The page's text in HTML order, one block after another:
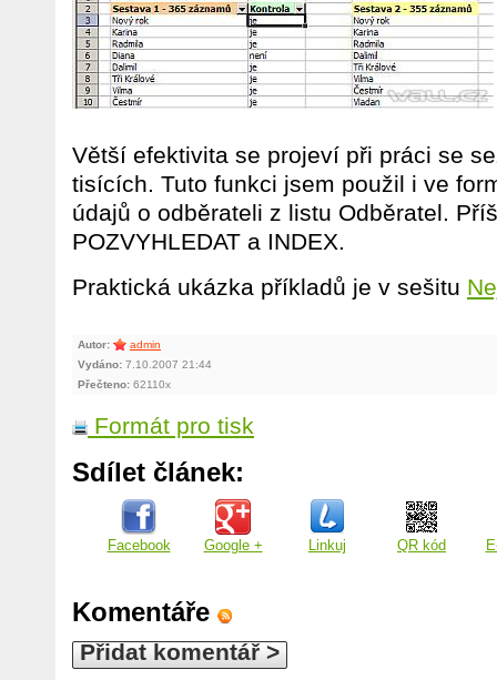
Větší efektivita se projeví při práci se
tisících. Tuto funkci jsem použil i ve
údajů o odběrateli z listu Odběratel.
POZVYHLEDAT a INDEX.
Praktická ukázka příkladů je v sešitu
Autor:
admin
Vydáno: 7.10.2007 21:44
Přečteno: 62110x
Formát pro tisk
Sdílet článek:
Facebook Google + Linkuj QR kód
Komentáře
Přidat komentář >